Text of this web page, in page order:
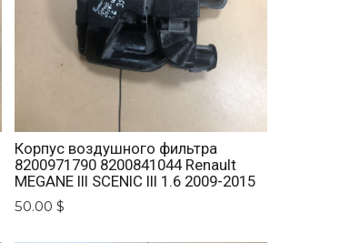
Корпус воздушного фильтра
8200971790 8200841044 Renault
MEGANE III SCENIC III 1.6 2009-2015
50.00 $